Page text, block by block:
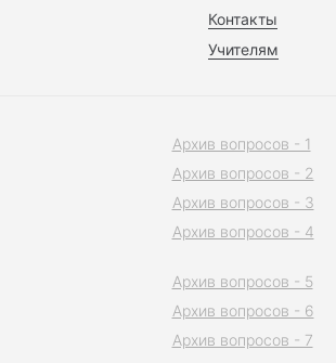
Контакты
Учителям
Архив вопросов - 1
Архив вопросов - 2
Архив вопросов - 3
Архив вопросов - 4
Архив вопросов - 5
Архив вопросов - 6
Архив вопросов - 7